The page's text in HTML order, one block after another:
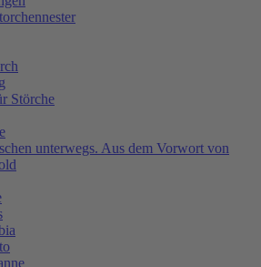
Störche
unterwegs. Aus dem Vorwort von